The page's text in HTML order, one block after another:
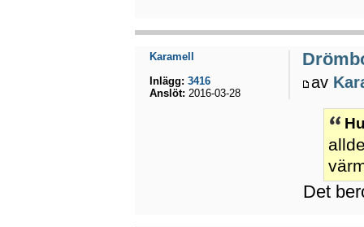
av
Det
Karamell
Inlägg: 3416
Anslöt: 2016-03-28